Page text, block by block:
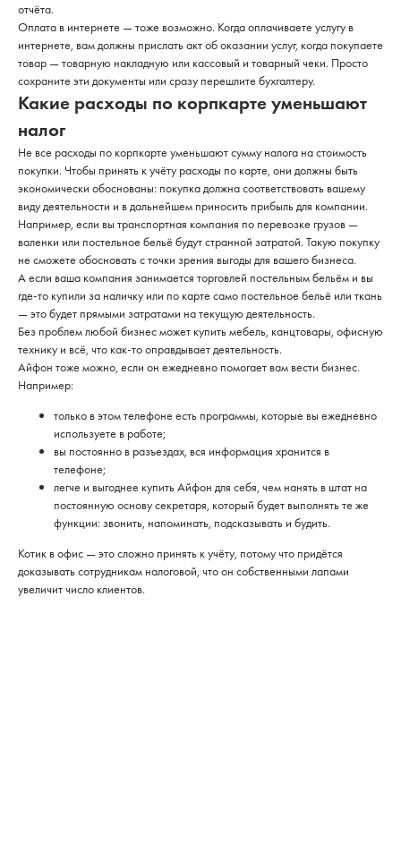
отчёта.
Оплата в интернете — тоже возможно. Когда оплачиваете услугу в
интернете, вам должны прислать акт об оказании услуг, когда покупаете
товар — товарную накладную или кассовый и товарный чеки. Просто
сохраните эти документы или сразу перешлите бухгалтеру.
Какие расходы по корпкарте уменьшают
налог
Не все расходы по корпкарте уменьшают сумму налога на стоимость
покупки. Чтобы принять к учёту расходы по карте, они должны быть
экономически обоснованы: покупка должна соответствовать вашему
виду деятельности и в дальнейшем приносить прибыль для компании.
Например, если вы транспортная компания по перевозке грузов —
валенки или постельное бельё будут странной затратой. Такую покупку
не сможете обосновать с точки зрения выгоды для вашего бизнеса.
А если ваша компания занимается торговлей постельным бельём и вы
где-то купили за наличку или по карте само постельное бельё или ткань
— это будет прямыми затратами на текущую деятельность.
Без проблем любой бизнес может купить мебель, канцтовары, офисную
технику и всё, что как-то оправдывает деятельность.
Айфон тоже можно, если он ежедневно помогает вам вести бизнес.
Например:
только в этом телефоне есть программы, которые вы ежедневно
используете в работе;
вы постоянно в разъездах, вся информация хранится в
телефоне;
легче и выгоднее купить Айфон для себя, чем нанять в штат на
постоянную основу секретаря, который будет выполнять те же
функции: звонить, напоминать, подсказывать и будить.
Котик в офис — это сложно принять к учёту, потому что придётся
доказывать сотрудникам налоговой, что он собственными лапами
увеличит число клиентов.